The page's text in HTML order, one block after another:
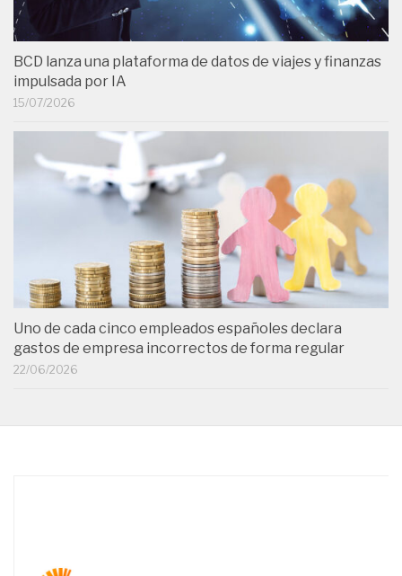
BCD lanza una plataforma de datos de viajes y finanzas
impulsada por IA
15/07/2026
Uno de cada cinco empleados españoles declara
gastos de empresa incorrectos de forma regular
22/06/2026